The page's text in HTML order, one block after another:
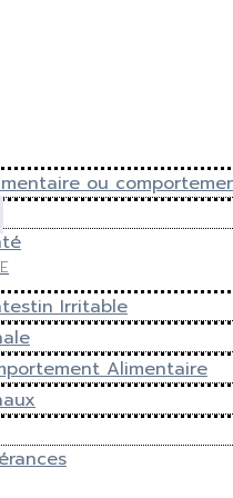
ou
Irritable
Alimentaire